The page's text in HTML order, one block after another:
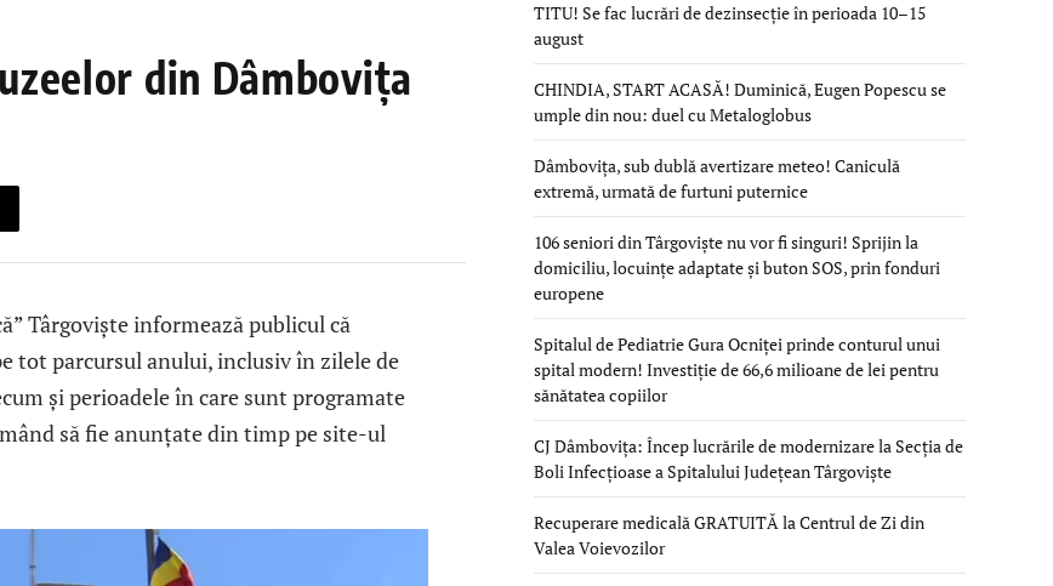
din Dâmbovița
Târgoviște informează publicul că
tot parcursul anului, inclusiv în zilele de
și perioadele în care sunt programate
să fie anunțate din timp pe site-ul
TITU! Se fac lucrări de dezinsecție în perioada 10–15
august
CHINDIA, START ACASĂ! Duminică, Eugen Popescu se
umple din nou: duel cu Metaloglobus
Dâmbovița, sub dublă avertizare meteo! Caniculă
extremă, urmată de furtuni puternice
106 seniori din Târgoviște nu vor fi singuri! Sprijin la
domiciliu, locuințe adaptate și buton SOS, prin fonduri
europene
Spitalul de Pediatrie Gura Ocniței prinde conturul unui
spital modern! Investiție de 66,6 milioane de lei pentru
sănătatea copiilor
CJ Dâmbovița: Încep lucrările de modernizare la Secția de
Boli Infecțioase a Spitalului Județean Târgoviște
Recuperare medicală GRATUITĂ la Centrul de Zi din
Valea Voievozilor